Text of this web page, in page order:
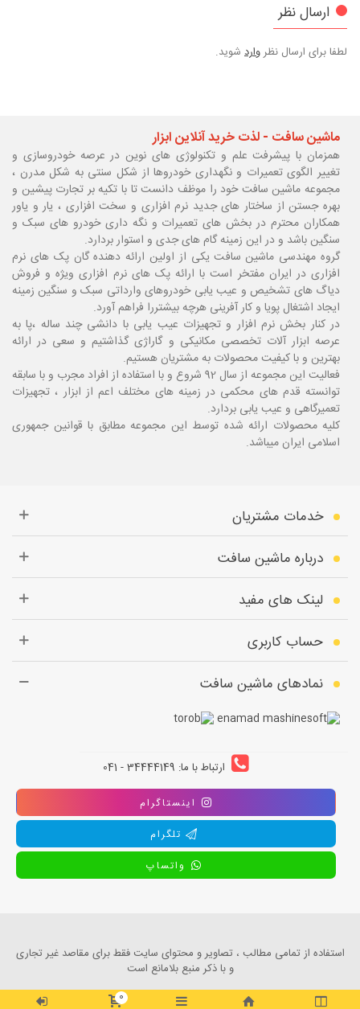
ارسال نظر
لطفا برای ارسال نظروارد شوید.
ماشین سافت - لذت خرید آنلاین ابزار
همزمان با پیشرفت علم و تکنولوژی های نوین در عرصه خودروسازی و
تغییر الگوی تعمیرات و نگهداری خودروها از شکل سنتی به شکل مدرن ،
مجموعه ماشین سافت خود را موظف دانست تا با تکیه بر تجارت پیشین و
بهره جستن از ساختار های جدید نرم افزاری و سخت افزاری ، یار و یاور
همکاران محترم در بخش های تعمیرات و نگه داری خودرو های سبک و
سنگین باشد و در این زمینه گام های جدی و استوار بردارد.
گروه مهندسی ماشین سافت یکی از اولین ارائه دهنده گان پک های نرم
افزاری در ایران مفتخر است با ارائه پک های نرم افزاری ویژه و فروش
دیاگ های تشخیص و عیب یابی خودروهای وارداتی سبک و سنگین زمینه
ایجاد اشتغال پویا و کار آفرینی هرچه بیشتررا فراهم آورد.
در کنار بخش نرم افزار و تجهیزات عیب یابی با دانشی چند ساله ،پا به
عرصه ابزار آلات تخصصی مکانیکی و گاراژی گذاشتیم و سعی در ارائه
بهترین و با کیفیت محصولات به مشتریان هستیم.
فعالیت این مجموعه از سال 92 شروع و با استفاده از افراد مجرب و با سابقه
توانسته قدم های محکمی در زمینه های مختلف اعم از ابزار ، تجهیزات
تعمیرگاهی و عیب یابی بردارد.
کلیه محصولات ارائه شده توسط این مجموعه مطابق با قوانین جمهوری
اسلامی ایران میباشد.
خدمات مشتریان
درباره ماشین سافت
لینک های مفید
حساب کاربری
نمادهای ماشین سافت
ارتباط با ما: 34444149 - 041
اینستاگرام
تلگرام
واتساپ
استفاده از تمامی مطالب ، تصاویر و محتوای سايت فقط برای مقاصد غیر تجاری
و با ذکر منبع بلامانع است
0